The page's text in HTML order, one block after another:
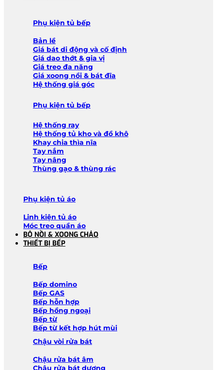
Phụ kiện tủ bếp
Bản lề
Giá bát di động và cố định
Giá dao thớt & gia vị
Giá treo đa năng
Giá xoong nồi & bát đĩa
Hệ thống giá góc
Phụ kiện tủ bếp
Hệ thống ray
Hệ thống tủ kho và đồ khô
Khay chia thìa nĩa
Tay nắm
Tay nâng
Thùng gạo & thùng rác
Phụ kiện tủ áo
Linh kiện tủ áo
Móc treo quần áo
BỘ NỒI & XOONG CHẢO
THIẾT BỊ BẾP
Bếp
Bếp domino
Bếp GAS
Bếp hỗn hợp
Bếp hồng ngoại
Bếp từ
Bếp từ kết hợp hút mùi
Chậu vòi rửa bát
Chậu rửa bát âm
Chậu rửa bát dương